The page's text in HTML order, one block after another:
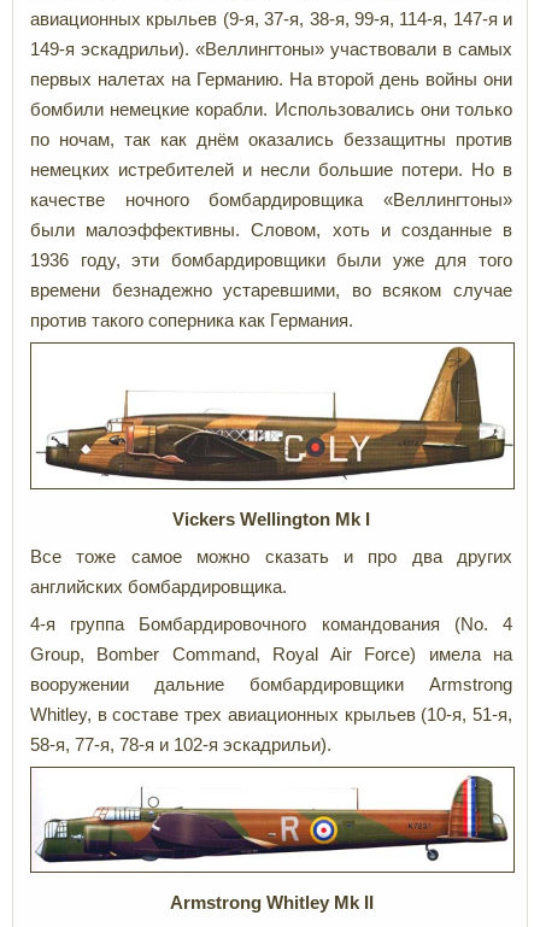
авиационных крыльев (9-я, 37-я, 38-я, 99-я, 114-я, 147-я и
149-я эскадрильи). «Веллингтоны» участвовали в самых
первых налетах на Германию. На второй день войны они
бомбили немецкие корабли. Использовались они только
по ночам, так как днём оказались беззащитны против
немецких истребителей и несли большие потери. Но в
качестве ночного бомбардировщика «Веллингтоны»
были малоэффективны. Словом, хоть и созданные в
1936 году, эти бомбардировщики были уже для того
времени безнадежно устаревшими, во всяком случае
против такого соперника как Германия.
Vickers Wellington Mk I
Все тоже самое можно сказать и про два других
английских бомбардировщика.
4-я группа Бомбардировочного командования (No. 4
Group, Bomber Command, Royal Air Force) имела на
вооружении дальние бомбардировщики Armstrong
Whitley, в составе трех авиационных крыльев (10-я, 51-я,
58-я, 77-я, 78-я и 102-я эскадрильи).
Armstrong Whitley Mk